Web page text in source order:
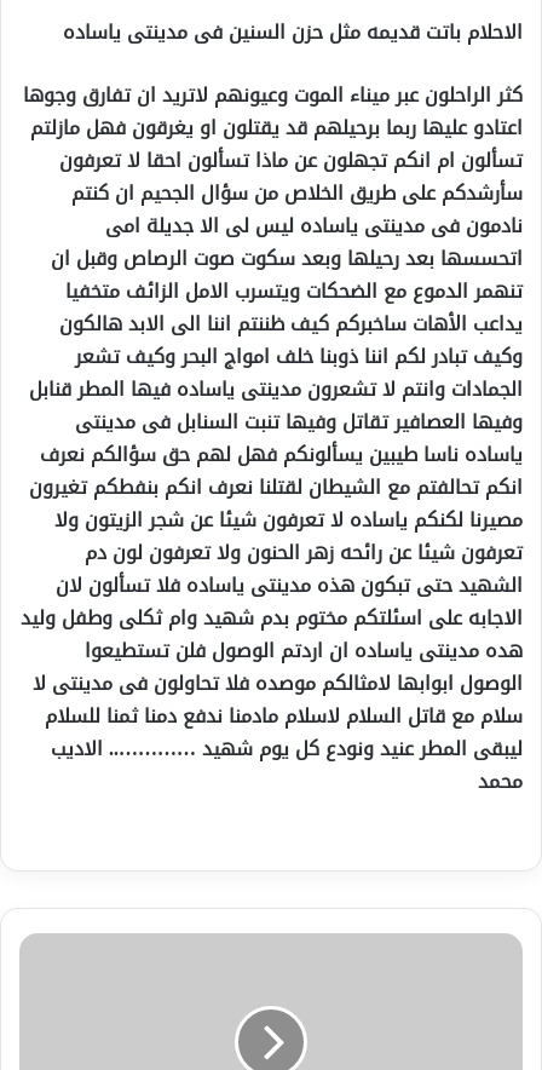
الاحلام باتت قديمه مثل حزن السنين فى مدينتى ياساده
كثر الراحلون عبر ميناء الموت وعيونهم لاتريد ان تفارق وجوها
اعتادو عليها ربما برحيلهم قد يقتلون او يغرقون فهل مازلتم
تسألون ام انكم تجهلون عن ماذا تسألون احقا لا تعرفون
سأرشدكم على طريق الخلاص من سؤال الجحيم ان كنتم
نادمون فى مدينتى ياساده ليس لى الا جديلة امى
اتحسسها بعد رحيلها وبعد سكوت صوت الرصاص وقبل ان
تنهمر الدموع مع الضحكات ويتسرب الامل الزائف متخفيا
يداعب الأهات ساخبركم كيف ظننتم اننا الى الابد هالكون
وكيف تبادر لكم اننا ذوبنا خلف امواج البحر وكيف تشعر
الجمادات وانتم لا تشعرون مدينتى ياساده فيها المطر قنابل
وفيها العصافير تقاتل وفيها تنبت السنابل فى مدينتى
ياساده ناسا طيبين يسألونكم فهل لهم حق سؤالكم نعرف
انكم تحالفتم مع الشيطان لقتلنا نعرف انكم بنفطكم تغيرون
مصيرنا لكنكم ياساده لا تعرفون شيئا عن شجر الزيتون ولا
تعرفون شيئا عن رائحه زهر الحنون ولا تعرفون لون دم
الشهيد حتى تبكون هذه مدينتى ياساده فلا تسألون لان
الاجابه على اسئلتكم مختوم بدم شهيد وام ثكلى وطفل وليد
هده مدينتى ياساده ان اردتم الوصول فلن تستطيعوا
الوصول ابوابها لامثالكم موصده فلا تحاولون فى مدينتى لا
سلام مع قاتل السلام لاسلام مادمنا ندفع دمنا ثمنا للسلام
ليبقى المطر عنيد ونودع كل يوم شهيد ………….. الاديب
محمد
&وتلتقي